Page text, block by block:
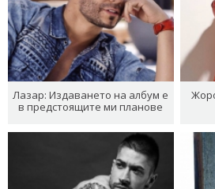
Лазар: Издаването на албум е
в предстоящите ми планове